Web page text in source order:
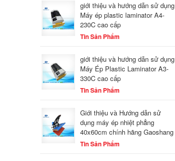
giới thiệu và hướng dẫn sử dụng
Máy ép plastic laminator A4-
230C cao cấp
Tin Sản Phẩm
giới thiệu và hướng dẫn sử dụng
Máy Ép Plastic Laminator A3-
330C cao cấp
Tin Sản Phẩm
Giới thiệu và Hướng dẫn sử
dụng máy ép nhiệt phẳng
40x60cm chính hãng Gaoshang
Tin Sản Phẩm